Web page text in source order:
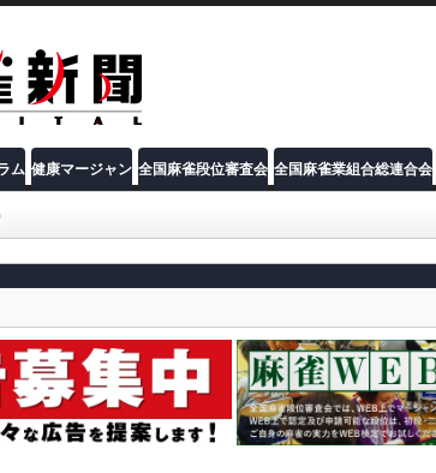
ム 健康マージャン 全国麻雀段位審査会 全国麻雀業組合総連合会